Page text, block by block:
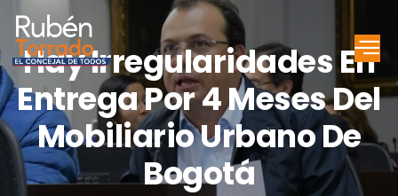
Hay Irregularidades En
Entrega Por 4 Meses Del
Mobiliario Urbano De
Bogotá